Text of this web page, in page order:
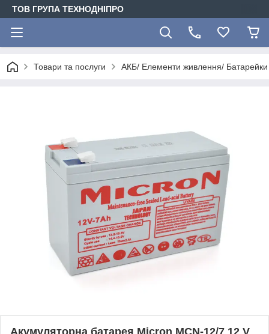
ТОВ ГРУПА ТЕХНОДНІПРО
Товари та послуги АКБ/ Елементи живлення/ Батарейки
Акумуляторна батарея Micron MCN-12/7 12 V